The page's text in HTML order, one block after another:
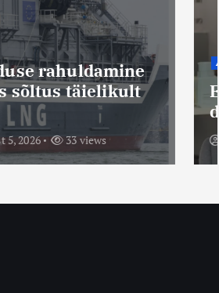
asendustegevuste
august 4, 2026 25 views